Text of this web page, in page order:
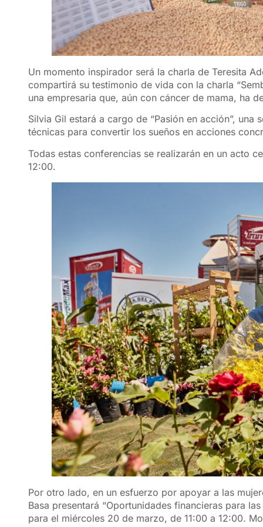
Un momento inspirador será la charla de Teresita
compartirá su testimonio de vida con la charla
una empresaria que, aún con cáncer de mama, ha
Silvia Gil estará a cargo de “Pasión en acción”,
técnicas para convertir los sueños en acciones
Todas estas conferencias se realizarán en un acto
12:00.
Por otro lado, en un esfuerzo por apoyar a las
Basa presentará “Oportunidades financieras para
para el miércoles 20 de marzo, de 11:00 a 12:00.